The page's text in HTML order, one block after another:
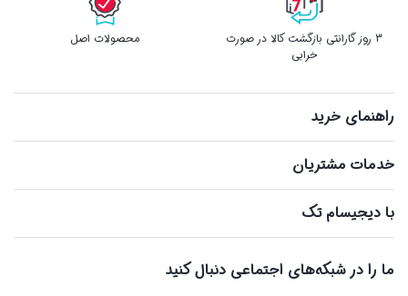
3 روز گارانتی بازگشت کالا در صورت
خرابی
محصولات اصل
راهنمای خرید
خدمات مشتریان
با دیجیسام تک
ما را در شبکه‌های اجتماعی دنبال کنید